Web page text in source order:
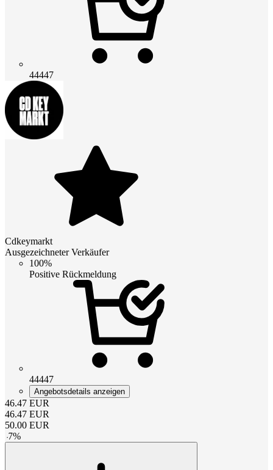
44447
Cdkeymarkt
Ausgezeichneter Verkäufer
100%
Positive Rückmeldung
44447
Angebotsdetails anzeigen
46.47 EUR
46.47 EUR
50.00 EUR
-7%